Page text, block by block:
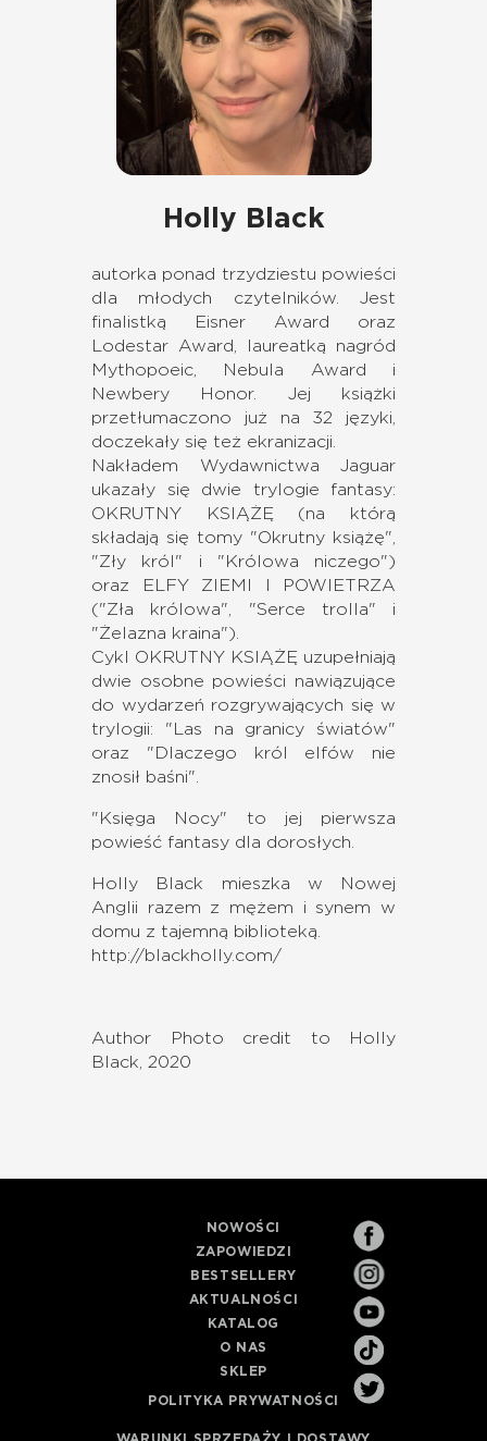
Holly Black
autorka ponad trzydziestu powieści
dla młodych czytelników. Jest
finalistką Eisner Award oraz
Lodestar Award, laureatką nagród
Mythopoeic, Nebula Award i
Newbery Honor. Jej książki
przetłumaczono już na 32 języki,
doczekały się też ekranizacji.
Nakładem Wydawnictwa Jaguar
ukazały się dwie trylogie fantasy:
OKRUTNY KSIĄŻĘ (na którą
składają się tomy "Okrutny książę",
"Zły król" i "Królowa niczego")
oraz ELFY ZIEMI I POWIETRZA
("Zła królowa", "Serce trolla" i
"Żelazna kraina").
Cykl OKRUTNY KSIĄŻĘ uzupełniają
dwie osobne powieści nawiązujące
do wydarzeń rozgrywających się w
trylogii: "Las na granicy światów"
oraz "Dlaczego król elfów nie
znosił baśni".
"Księga Nocy" to jej pierwsza
powieść fantasy dla dorosłych.
Holly Black mieszka w Nowej
Anglii razem z mężem i synem w
domu z tajemną biblioteką.
http://blackholly.com/
Author Photo credit to Holly
Black, 2020
NOWOŚCI
ZAPOWIEDZI
BESTSELLERY
AKTUALNOŚCI
KATALOG
O NAS
SKLEP
POLITYKA PRYWATNOŚCI